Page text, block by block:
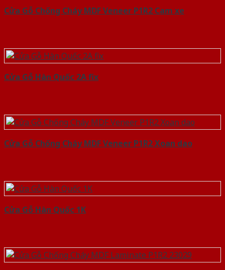
Cửa Gỗ Chống Cháy MDF Veneer P1R2 Cam xe
Cửa Gỗ Hàn Quốc 2A fix
Cửa Gỗ Chống Cháy MDF Veneer P1R2 Xoan dao
Cửa Gỗ Hàn Quốc 1K